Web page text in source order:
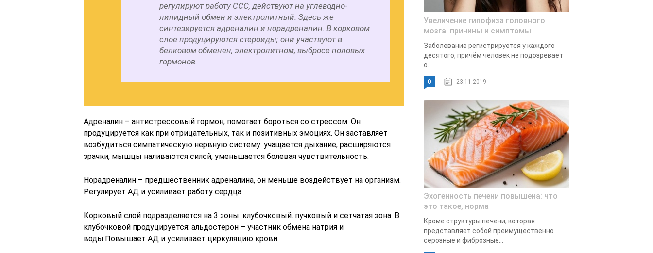
регулируют работу ССС, действуют на углеводно-
липидный обмен и электролитный. Здесь же
синтезируется адреналин и норадреналин. В корковом
слое продуцируются стероиды; они участвуют в
белковом обменен, электролитном, выбросе половых
гормонов.
Адреналин – антистрессовый гормон, помогает бороться со стрессом. Он
продуцируется как при отрицательных, так и позитивных эмоциях. Он заставляет
возбудиться симпатическую нервную систему: учащается дыхание, расширяются
зрачки, мышцы наливаются силой, уменьшается болевая чувствительность.
Норадреналин – предшественник адреналина, он меньше воздействует на организм.
Регулирует АД и усиливает работу сердца.
Корковый слой подразделяется на 3 зоны: клубочковый, пучковый и сетчатая зона. В
клубочковой продуцируется: альдостерон – участник обмена натрия и
воды.Повышает АД и усиливает циркуляцию крови.
Увеличение гипофиза головного
мозга: причины и симптомы
Заболевание регистрируется у каждого
десятого, причём человек не подозревает
о...
0 23.11.2019
Эхогенность печени повышена: что
это такое, норма
Кроме структуры печени, которая
представляет собой преимущественно
серозные и фиброзные...